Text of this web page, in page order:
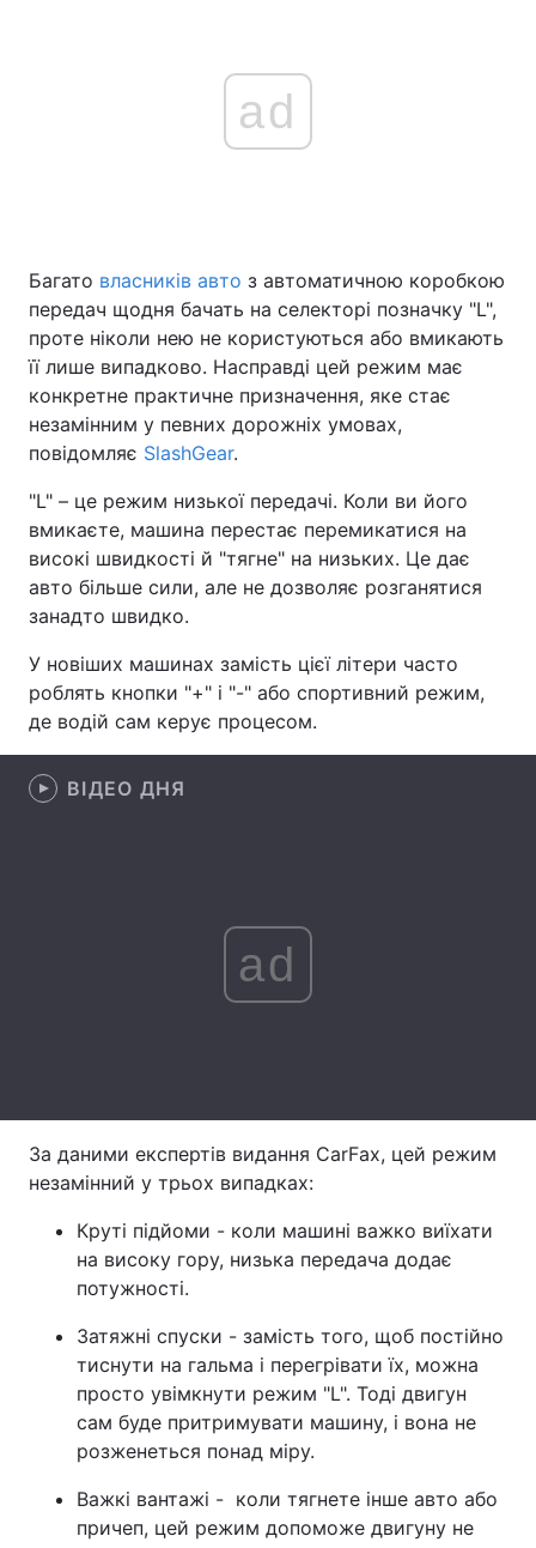
Головна Війна
Україна Політика
Економіка Світ
Спорт
Техно і зв'язок Лайт
Зброя Інциденти
Цікавинки Погода
Екологія Регіони
Вакансії
Тема оформлення
ad
Багато власників авто з автоматичною коробкою
передач щодня бачать на селекторі позначку "L",
проте ніколи нею не користуються або вмикають
її лише випадково. Насправді цей режим має
конкретне практичне призначення, яке стає
незамінним у певних дорожніх умовах,
повідомляє SlashGear.
"L" – це режим низької передачі. Коли ви його
вмикаєте, машина перестає перемикатися на
високі швидкості й "тягне" на низьких. Це дає
авто більше сили, але не дозволяє розганятися
занадто швидко.
У новіших машинах замість цієї літери часто
роблять кнопки "+" і "-" або спортивний режим,
де водій сам керує процесом.
ВІДЕО ДНЯ
ad
За даними експертів видання CarFax, цей режим
незамінний у трьох випадках:
Круті підйоми - коли машині важко виїхати
на високу гору, низька передача додає
потужності.
Затяжні спуски - замість того, щоб постійно
тиснути на гальма і перегрівати їх, можна
просто увімкнути режим "L". Тоді двигун
сам буде притримувати машину, і вона не
розженеться понад міру.
Важкі вантажі - коли тягнете інше авто або
причеп, цей режим допоможе двигуну не